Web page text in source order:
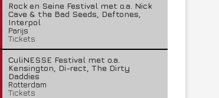
Rock en Seine Festival met o.a. Nick
Cave & the Bad Seeds, Deftones,
Interpol
Parijs
Tickets
CuliNESSE Festival met o.a.
Kensington, Di-rect, The Dirty
Daddies
Rotterdam
Tickets